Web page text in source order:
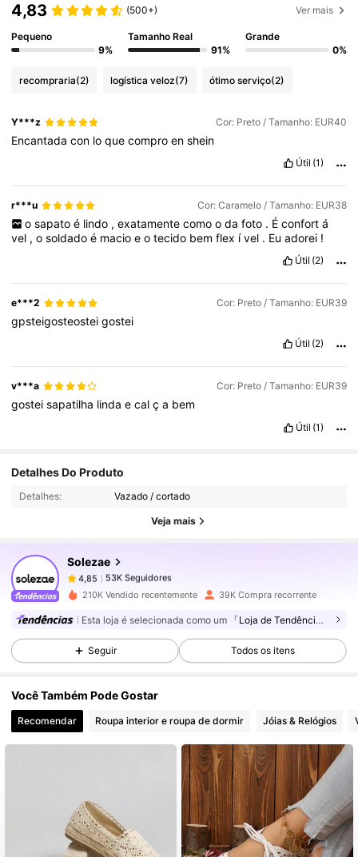
4,83 (500+) Ver mais
Pequeno
9%
Tamanho Real
91%
Grande
0%
recompraria(2) logística veloz(7) ótimo serviço(2)
Y***z Cor: Preto / Tamanho: EUR40
Encantadacon loquecomproenshein
Útil (1)
r***u Cor: Caramelo / Tamanho: EUR38
o sapato é lindo , exatamente como o da foto . É confort á
vel ,osoldadoé macioeotecido bemflex ível . Euadorei !
Útil (2)
e***2 Cor: Preto / Tamanho: EUR39
gpsteigosteosteigostei
Útil (2)
v***a Cor: Preto / Tamanho: EUR39
gosteisapatilha lindaecalça bem
Útil (1)
Detalhes Do Produto
Detalhes: Vazado / cortado
Veja mais
Solezae
4,85
53K Seguidores
5***9pago1 dia atrás
4,85 53K Seguidores
4,85 53K Seguidores
4,85 53K Seguidores
210K Vendido recentemente 39K Compra recorrente
Esta loja é selecionada como um 「Loja de Tendências」
Seguir Todos os itens
Você Também Pode Gostar
Recomendar Roupa interior e roupa de dormir Jóias & Relógios